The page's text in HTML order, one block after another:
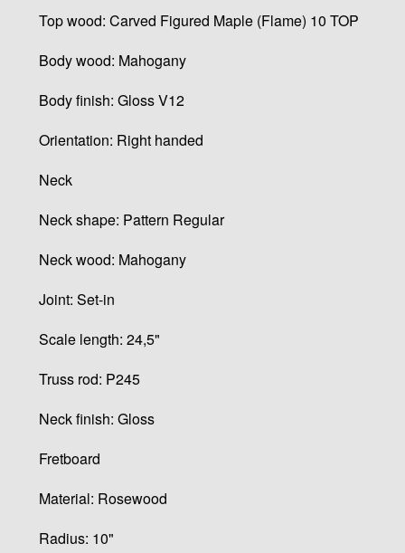
Top wood: Carved Figured Maple (Flame) 10 TOP
Body wood: Mahogany
Body finish: Gloss V12
Orientation: Right handed
Neck
Neck shape: Pattern Regular
Neck wood: Mahogany
Joint: Set-in
Scale length: 24,5"
Truss rod: P245
Neck finish: Gloss
Fretboard
Material: Rosewood
Radius: 10"